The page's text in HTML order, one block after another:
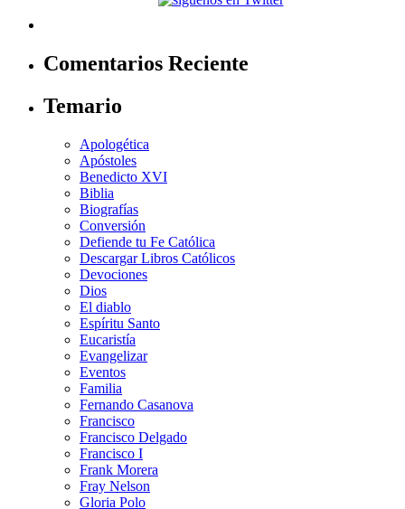
Comentarios Reciente
Temario
Apologética
Apóstoles
Benedicto XVI
Biblia
Biografías
Conversión
Defiende tu Fe Católica
Descargar Libros Católicos
Devociones
Dios
El diablo
Espíritu Santo
Eucaristía
Evangelizar
Eventos
Familia
Fernando Casanova
Francisco
Francisco Delgado
Francisco I
Frank Morera
Fray Nelson
Gloria Polo